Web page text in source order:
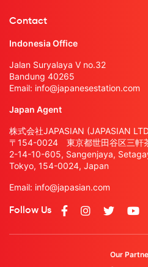
Contact
Indonesia Office
Jalan Suryalaya V no.32
Bandung 40265
Email: info@japanesestation.com
Japan Agent
株式会社JAPASIAN (JAPASIAN
〒154-0024 東京都世田谷区三軒
2-14-10-605, Sangenjaya,
Tokyo, 154-0024, Japan
Email: info@japasian.com
Follow Us
Our